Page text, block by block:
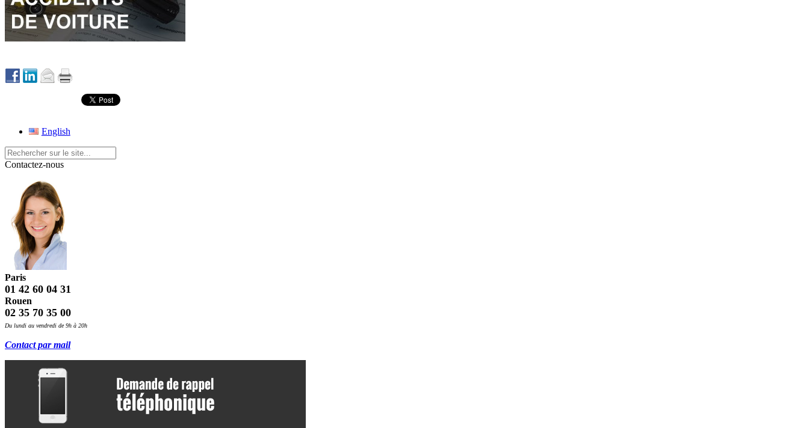
English
Contactez-nous
Paris
01 42 60 04 31
Rouen
02 35 70 35 00
Du lundi au vendredi de 9h à 20h
Contact par mail